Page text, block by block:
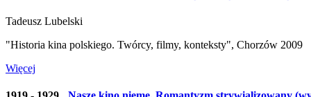
Tadeusz Lubelski
"Historia kina polskiego. Twórcy, filmy, konteksty", Chorzów 2009
Więcej